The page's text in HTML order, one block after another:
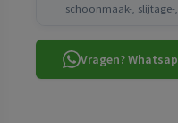
schoonmaak-,
Vragen?